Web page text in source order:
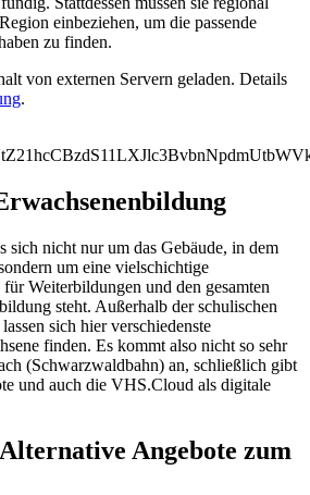
einbeziehen, um die passende
zu finden.
von externen Servern geladen. Details
.
sich nicht nur um das Gebäude, in dem
um eine vielschichtige
Weiterbildungen und den gesamten
steht. Außerhalb der schulischen
sich hier verschiedenste
finden. Es kommt also nicht so sehr
(Schwarzwaldbahn) an, schließlich gibt
und auch die VHS.Cloud als digitale
Angebote zum